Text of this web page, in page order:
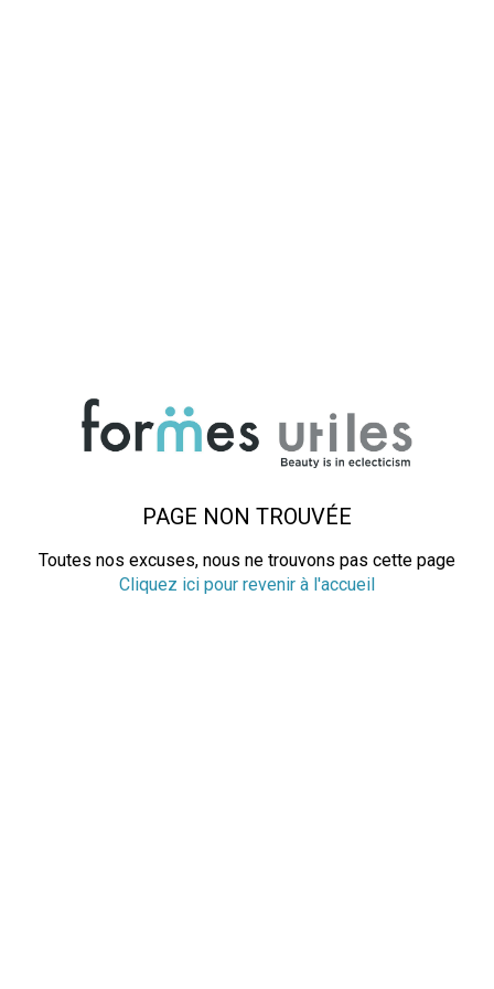
PAGE NON TROUVÉE
Toutes nos excuses, nous ne trouvons pas cette page
Cliquez ici pour revenir à l'accueil